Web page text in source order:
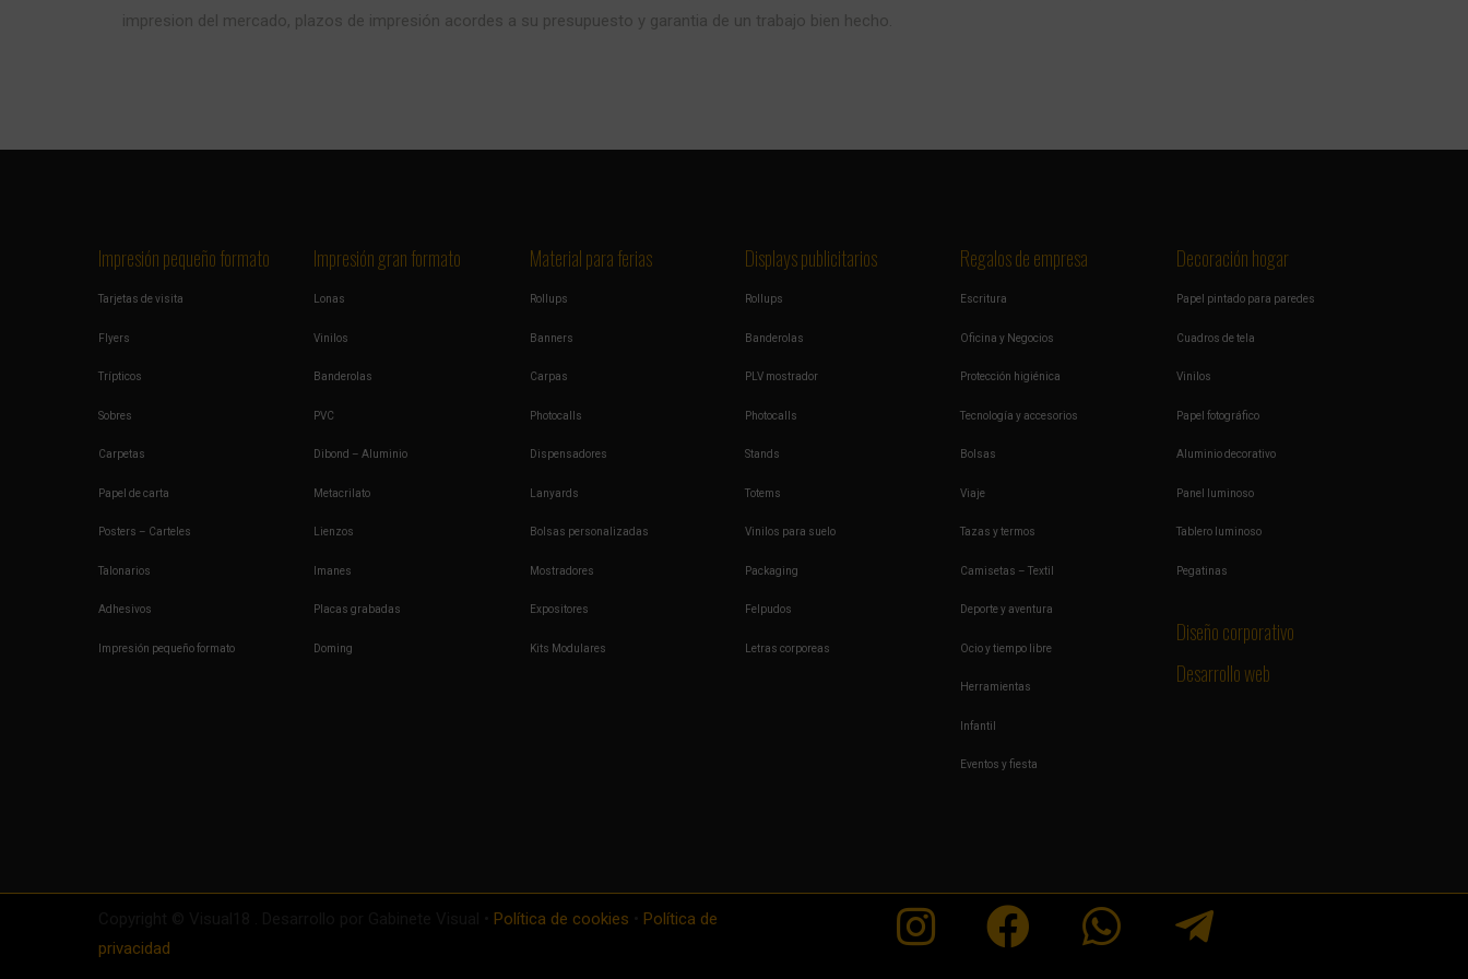
impresion del mercado, plazos de impresión acordes a su presupuesto y garantia de un trabajo bien hecho.
Impresión pequeño formato
Tarjetas de visita
Flyers
Trípticos
Sobres
Carpetas
Papel de carta
Posters – Carteles
Talonarios
Adhesivos
Impresión pequeño formato
Impresión gran formato
Lonas
Vinilos
Banderolas
PVC
Dibond – Aluminio
Metacrilato
Lienzos
Imanes
Placas grabadas
Doming
Material para ferias
Rollups
Banners
Carpas
Photocalls
Dispensadores
Lanyards
Bolsas personalizadas
Mostradores
Expositores
Kits Modulares
Displays publicitarios
Rollups
Banderolas
PLV mostrador
Photocalls
Stands
Totems
Vinilos para suelo
Packaging
Felpudos
Letras corporeas
Regalos de empresa
Escritura
Oficina y Negocios
Protección higiénica
Tecnología y accesorios
Bolsas
Viaje
Tazas y termos
Camisetas – Textil
Deporte y aventura
Ocio y tiempo libre
Herramientas
Infantil
Eventos y fiesta
Decoración hogar
Papel pintado para paredes
Cuadros de tela
Vinilos
Papel fotográfico
Aluminio decorativo
Panel luminoso
Tablero luminoso
Pegatinas
Diseño corporativo
Desarrollo web
Política de cookies
Política de
privacidad